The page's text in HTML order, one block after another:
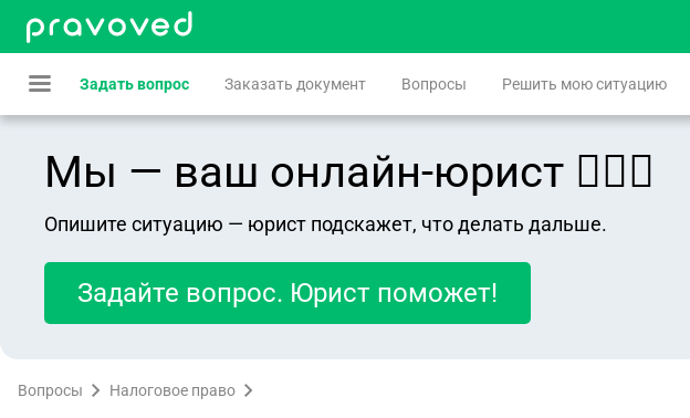
Задать вопрос Заказать документ Вопросы Решить мою ситуацию
Мы — ваш онлайн-юрист 👨🏻‍⚖️
Опишите ситуацию — юрист подскажет, что делать дальше.
Задайте вопрос. Юрист поможет!
Вопросы Налоговое право